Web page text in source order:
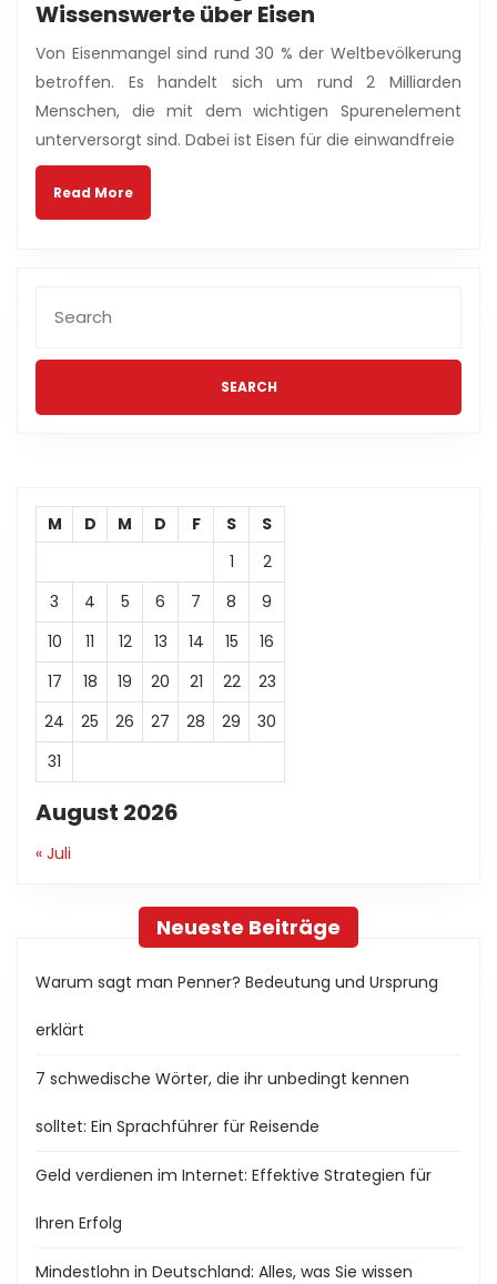
Wissenswerte über Eisen
Spurenelement
für
den
menschlichen
Organismus:
Von Eisenmangel sind rund 30 % der Weltbevölkerung
betroffen. Es handelt sich um rund 2 Milliarden
Menschen, die mit dem wichtigen Spurenelement
unterversorgt sind. Dabei ist Eisen für die einwandfreie
Read MoreRead
for:
August 2026
M D M D F S
S
1
2
3
4 5 6 7 8
9
10
11 12 13 14 15
16
17
18 19 20 21 22
23
24
25 26 27 28 29
30
31
« Juli
Neueste Beiträge
Warum sagt man Penner? Bedeutung und Ursprung
erklärt
7 schwedische Wörter, die ihr unbedingt kennen
solltet: Ein Sprachführer für Reisende
Geld verdienen im Internet: Effektive Strategien für
Ihren Erfolg
Mindestlohn in Deutschland: Alles, was Sie wissen